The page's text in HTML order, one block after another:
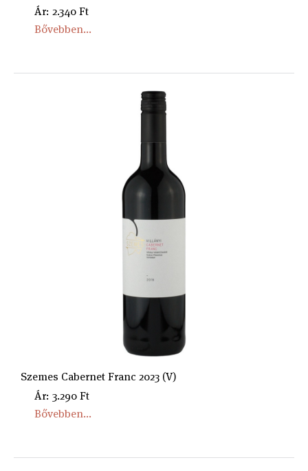
Ár: 2.340 Ft
Bővebben...
Szemes Cabernet Franc 2023 (V)
Ár: 3.290 Ft
Bővebben...